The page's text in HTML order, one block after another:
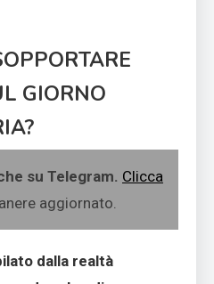
GIORNO
su Telegram. Clicca
aggiornato.
dalla realtà